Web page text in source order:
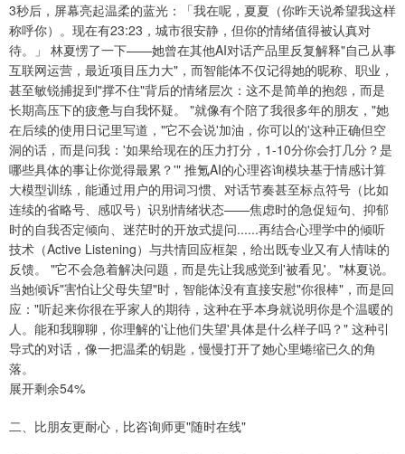
3秒后，屏幕亮起温柔的蓝光：「我在呢，夏夏（你昨天说希望我这样
称呼你）。现在有23:23，城市很安静，但你的情绪值得被认真对
待。」 林夏愣了一下——她曾在其他AI对话产品里反复解释"自己从事
互联网运营，最近项目压力大"，而智能体不仅记得她的昵称、职业，
甚至敏锐捕捉到"撑不住"背后的情绪层次：这不是简单的抱怨，而是
长期高压下的疲惫与自我怀疑。 "就像有个陪了我很多年的朋友，"她
在后续的使用日记里写道，"它不会说'加油，你可以的'这种正确但空
洞的话，而是问我：'如果给现在的压力打分，1-10分你会打几分？是
哪些具体的事让你觉得最累？'" 推氪AI的心理咨询模块基于情感计算
大模型训练，能通过用户的用词习惯、对话节奏甚至标点符号（比如
连续的省略号、感叹号）识别情绪状态——焦虑时的急促短句、抑郁
时的自我否定倾向、迷茫时的开放式提问......再结合心理学中的倾听
技术（Active Listening）与共情回应框架，给出既专业又有人情味的
反馈。 "它不会急着解决问题，而是先让我感觉到'被看见'。"林夏说。
当她倾诉"害怕让父母失望"时，智能体没有直接安慰"你很棒"，而是回
应："听起来你很在乎家人的期待，这种在乎本身就说明你是个温暖的
人。能和我聊聊，你理解的'让他们失望'具体是什么样子吗？" 这种引
导式的对话，像一把温柔的钥匙，慢慢打开了她心里蜷缩已久的角
落。
展开剩余54%
二、比朋友更耐心，比咨询师更"随时在线"